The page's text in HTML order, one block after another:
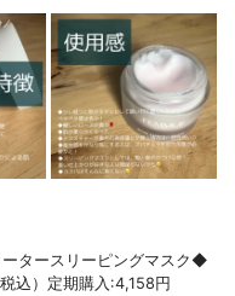
ータースリーピングマスク◆
込）定期購入:4,158円